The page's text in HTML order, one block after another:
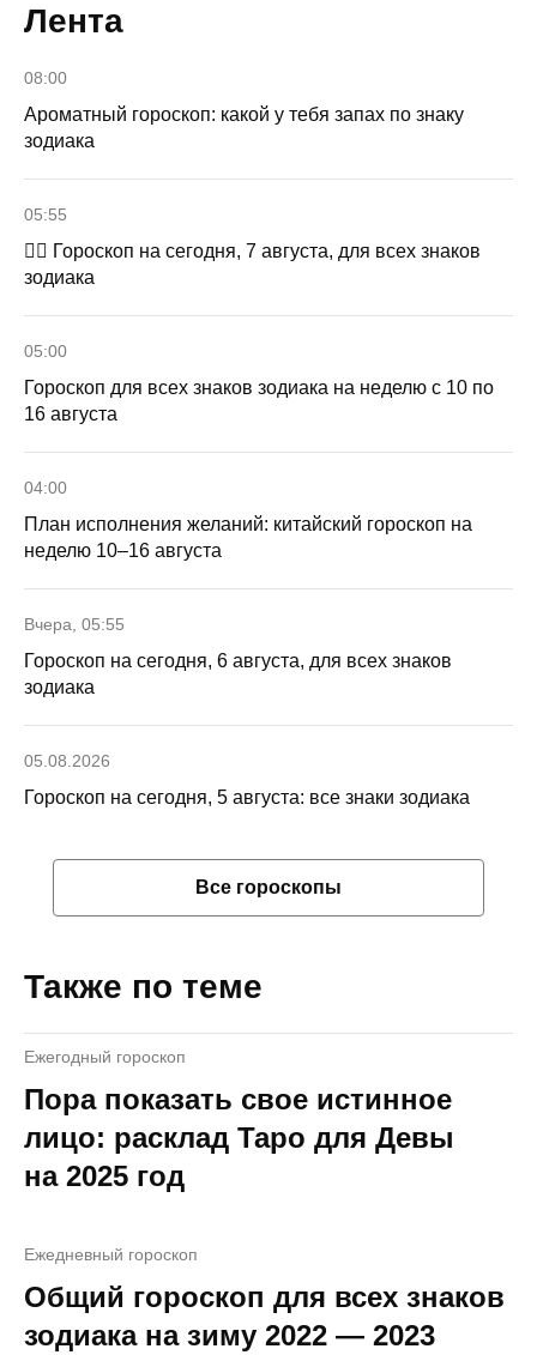
Лента
08:00
Ароматный гороскоп: какой у тебя запах по знаку
зодиака
05:55
🧙‍♀ Гороскоп на сегодня, 7 августа, для всех знаков
зодиака
05:00
Гороскоп для всех знаков зодиака на неделю с 10 по
16 августа
04:00
План исполнения желаний: китайский гороскоп на
неделю 10–16 августа
Вчера, 05:55
Гороскоп на сегодня, 6 августа, для всех знаков
зодиака
05.08.2026
Гороскоп на сегодня, 5 августа: все знаки зодиака
Все гороскопы
Также по теме
Ежегодный гороскоп
Пора показать свое истинное
лицо: расклад Таро для Девы
на 2025 год
Ежедневный гороскоп
Общий гороскоп для всех знаков
зодиака на зиму 2022 — 2023